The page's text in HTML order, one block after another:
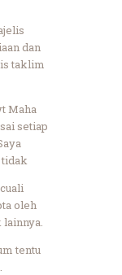
dan
taklim
Maha
setiap
tidak
oleh
tentu